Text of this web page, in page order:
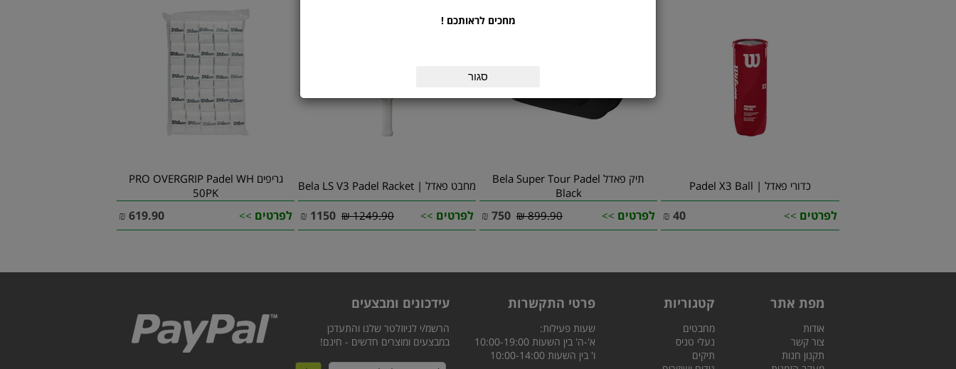
כדורי פאדל | Padel X3 Ball
לפרטים >>
40
₪
תיק פאדל Bela Super Tour Padel
Black
לפרטים >>
899.90 ₪
750
₪
מחבט פאדל | Bela LS V3 Padel Racket
לפרטים >>
1249.90 ₪
1150
₪
גריפים PRO OVERGRIP Padel WH
50PK
לפרטים >>
619.90
₪
מפת אתר קטגוריות פרטי התקשרות עידכונים ומבצעים
אודות
צור קשר
תקנון חנות
מחבטים
נעלי טניס
תיקים
שעות פעילות:
א'-ה' בין השעות 10:00-19:00
ו' בין השעות 10:00-14:00
הרשמ/י לניוזלטר שלנו והתעדכן
במבצעים ומוצרים חדשים - חינם!
מחכים לראותכם !
סגור